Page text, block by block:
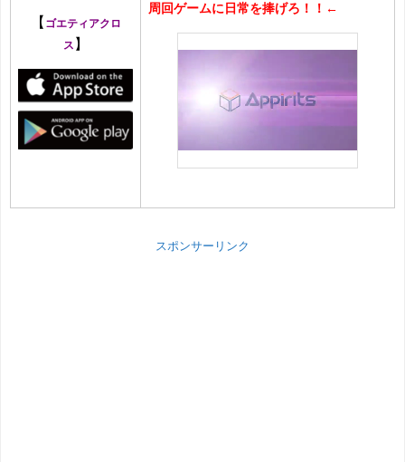
【 ゴエティアクロ
ス 】
周回ゲームに日常を捧げろ！！←
スポンサーリンク